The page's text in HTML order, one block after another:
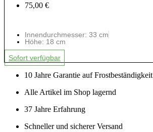
75,00 €
Innendurchmesser: 33 cm
Höhe: 18 cm
Sofort verfügbar
10 Jahre Garantie auf Frostbeständigkeit
Alle Artikel im Shop lagernd
37 Jahre Erfahrung
Schneller und sicherer Versand